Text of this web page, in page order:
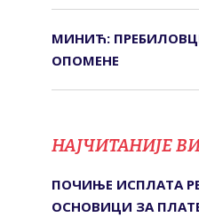
МИНИЋ:
ОПОМЕНЕ
НАЈЧИТАНИЈЕ
ПОЧИЊЕ ИСПЛАТА
ОСНОВИЦИ ЗА